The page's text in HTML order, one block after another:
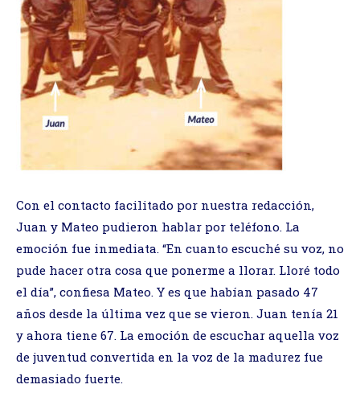
Con el contacto facilitado por nuestra redacción,
Juan y Mateo pudieron hablar por teléfono. La
emoción fue inmediata. “En cuanto escuché su voz, no
pude hacer otra cosa que ponerme a llorar. Lloré todo
el día”, confiesa Mateo. Y es que habían pasado 47
años desde la última vez que se vieron. Juan tenía 21
y ahora tiene 67. La emoción de escuchar aquella voz
de juventud convertida en la voz de la madurez fue
demasiado fuerte.